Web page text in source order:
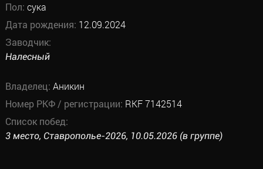
Пол: сука
Дата рождения: 12.09.2024
Заводчик:
Налесный
Владелец: Аникин
Номер РКФ / регистрации: RKF 7142514
Список побед:
3 место, Ставрополье-2026, 10.05.2026 (в группе)